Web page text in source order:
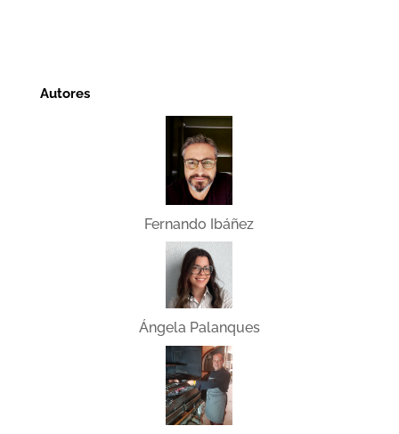
Autores
Fernando Ibáñez
Ángela Palanques